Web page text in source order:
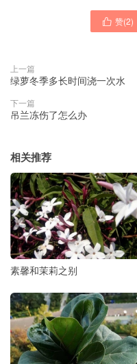
 赞(2)
上一篇
绿萝冬季多长时间浇一次水
下一篇
吊兰冻伤了怎么办
相关推荐
素馨和茉莉之别